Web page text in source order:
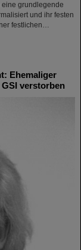
grundlegende
und ihr festen
festlichen…
Ehemaliger
verstorben